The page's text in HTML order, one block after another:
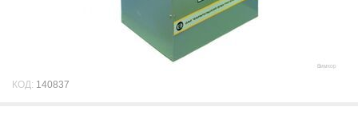
КОД: 140837